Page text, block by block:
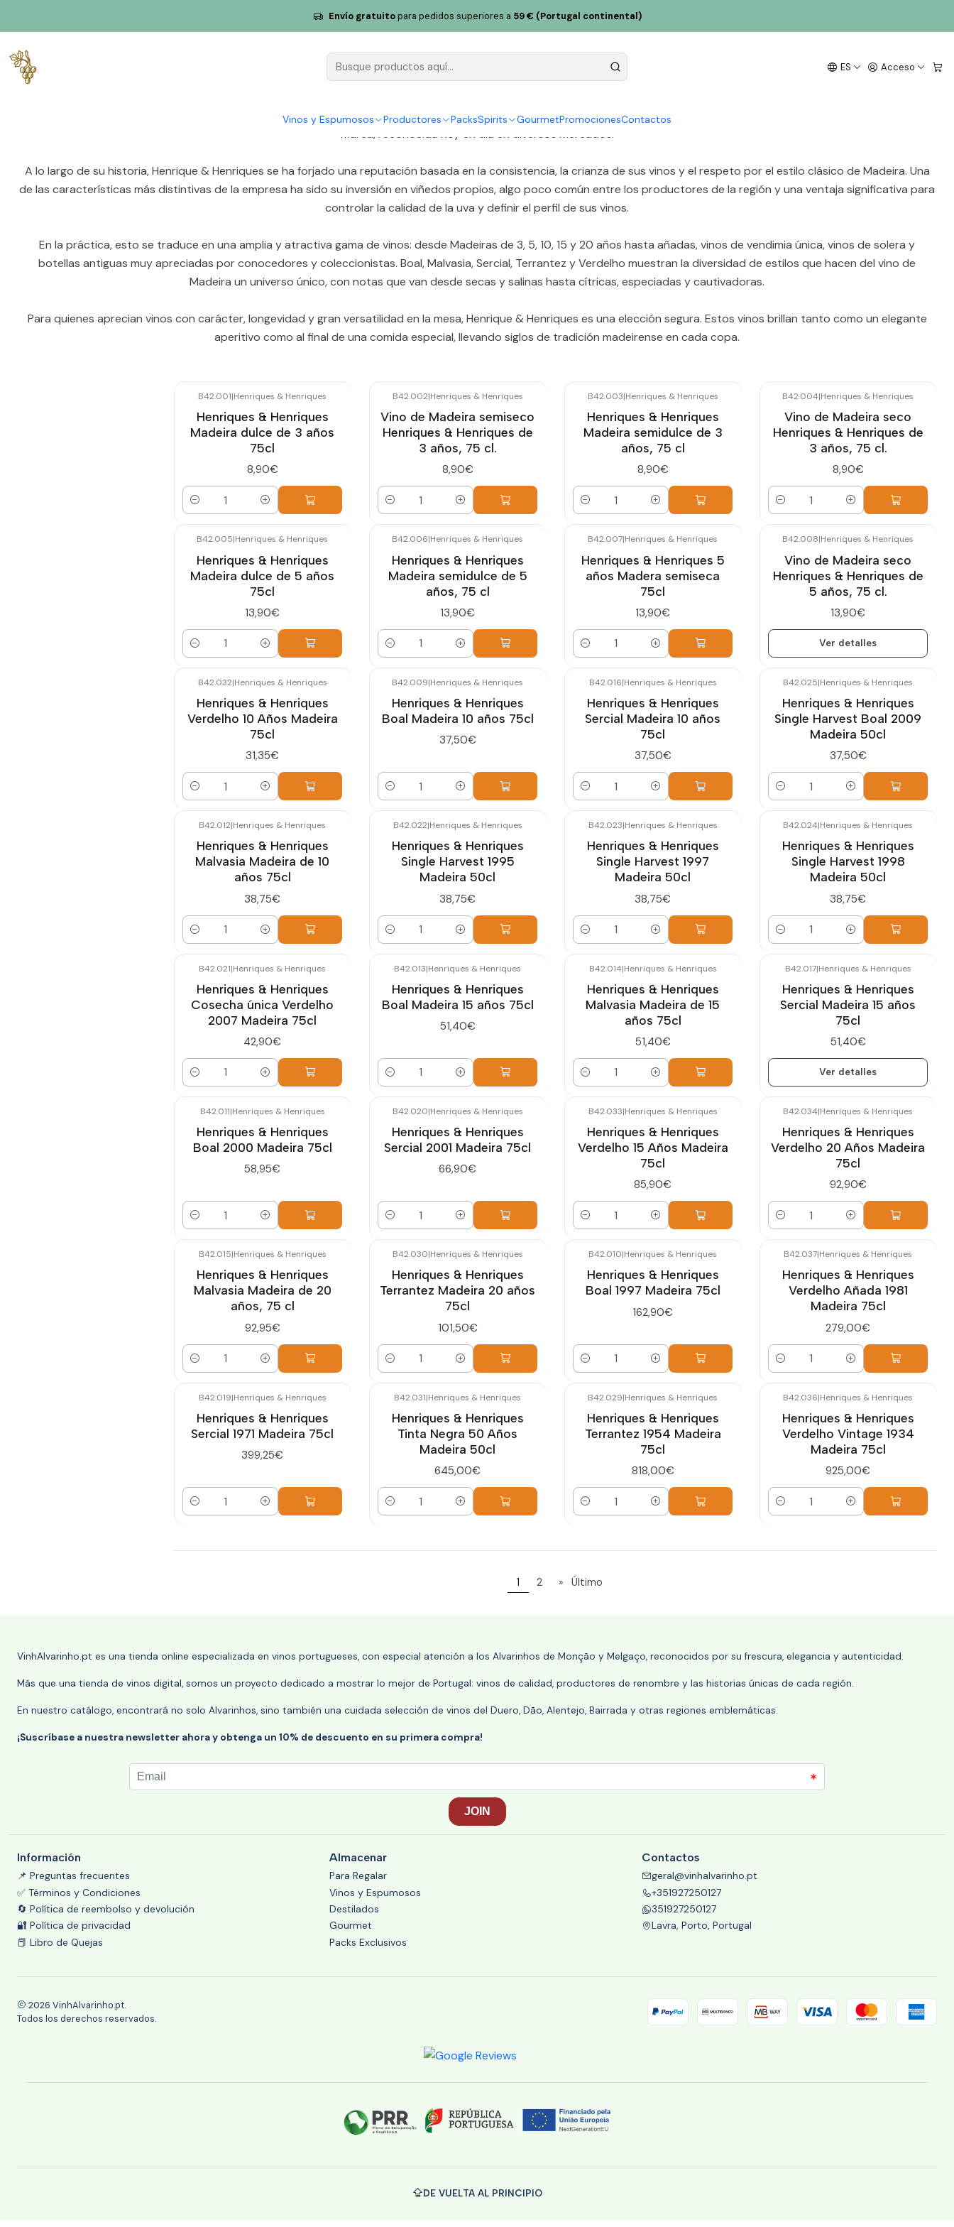
ES Acceso
Vinos y Espumosos Productores PacksSpirits GourmetPromocionesContactos
Envío gratuitopara pedidos superiores a 59 € (Portugal continental)
Henriques y Henriques
Lobos. El nombre actual se adoptó en el siglo XX, cuando los hijos del fundador, João Joaquim y Francisco Eduardo Henriques, continuaron el proyecto familiar y consolidaron la
marca, reconocida hoy en día en diversos mercados.
A lo largo de su historia, Henrique & Henriques se ha forjado una reputación basada en la consistencia, la crianza de sus vinos y el respeto por el estilo clásico de Madeira. Una
de las características más distintivas de la empresa ha sido su inversión en viñedos propios, algo poco común entre los productores de la región y una ventaja significativa para
controlar la calidad de la uva y definir el perfil de sus vinos.
En la práctica, esto se traduce en una amplia y atractiva gama de vinos: desde Madeiras de 3, 5, 10, 15 y 20 años hasta añadas, vinos de vendimia única, vinos de solera y
botellas antiguas muy apreciadas por conocedores y coleccionistas. Boal, Malvasia, Sercial, Terrantez y Verdelho muestran la diversidad de estilos que hacen del vino de
Madeira un universo único, con notas que van desde secas y salinas hasta cítricas, especiadas y cautivadoras.
Para quienes aprecian vinos con carácter, longevidad y gran versatilidad en la mesa, Henrique & Henriques es una elección segura. Estos vinos brillan tanto como un elegante
aperitivo como al final de una comida especial, llevando siglos de tradición madeirense en cada copa.
B42.001|Henriques & Henriques
Henriques & Henriques
Madeira dulce de 3 años
75cl
8,90€
Cantidad
B42.002|Henriques & Henriques
Vino de Madeira semiseco
Henriques & Henriques de
3 años, 75 cl.
8,90€
Cantidad
B42.003|Henriques & Henriques
Henriques & Henriques
Madeira semidulce de 3
años, 75 cl
8,90€
Cantidad
B42.004|Henriques & Henriques
Vino de Madeira seco
Henriques & Henriques de
3 años, 75 cl.
8,90€
Cantidad
B42.005|Henriques & Henriques
Henriques & Henriques
Madeira dulce de 5 años
75cl
13,90€
Cantidad
B42.006|Henriques & Henriques
Henriques & Henriques
Madeira semidulce de 5
años, 75 cl
13,90€
Cantidad
B42.007|Henriques & Henriques
Henriques & Henriques 5
años Madera semiseca
75cl
13,90€
Cantidad
B42.008|Henriques & Henriques
Vino de Madeira seco
Henriques & Henriques de
5 años, 75 cl.
13,90€
Ver detalles
B42.032|Henriques & Henriques
Henriques & Henriques
Verdelho 10 Años Madeira
75cl
31,35€
Cantidad
B42.009|Henriques & Henriques
Henriques & Henriques
Boal Madeira 10 años 75cl
37,50€
Cantidad
B42.016|Henriques & Henriques
Henriques & Henriques
Sercial Madeira 10 años
75cl
37,50€
Cantidad
B42.025|Henriques & Henriques
Henriques & Henriques
Single Harvest Boal 2009
Madeira 50cl
37,50€
Cantidad
B42.012|Henriques & Henriques
Henriques & Henriques
Malvasia Madeira de 10
años 75cl
38,75€
Cantidad
B42.022|Henriques & Henriques
Henriques & Henriques
Single Harvest 1995
Madeira 50cl
38,75€
Cantidad
B42.023|Henriques & Henriques
Henriques & Henriques
Single Harvest 1997
Madeira 50cl
38,75€
Cantidad
B42.024|Henriques & Henriques
Henriques & Henriques
Single Harvest 1998
Madeira 50cl
38,75€
Cantidad
B42.021|Henriques & Henriques
Henriques & Henriques
Cosecha única Verdelho
2007 Madeira 75cl
42,90€
Cantidad
B42.013|Henriques & Henriques
Henriques & Henriques
Boal Madeira 15 años 75cl
51,40€
Cantidad
B42.014|Henriques & Henriques
Henriques & Henriques
Malvasia Madeira de 15
años 75cl
51,40€
Cantidad
B42.017|Henriques & Henriques
Henriques & Henriques
Sercial Madeira 15 años
75cl
51,40€
Ver detalles
B42.011|Henriques & Henriques
Henriques & Henriques
Boal 2000 Madeira 75cl
58,95€
Cantidad
B42.020|Henriques & Henriques
Henriques & Henriques
Sercial 2001 Madeira 75cl
66,90€
Cantidad
B42.033|Henriques & Henriques
Henriques & Henriques
Verdelho 15 Años Madeira
75cl
85,90€
Cantidad
B42.034|Henriques & Henriques
Henriques & Henriques
Verdelho 20 Años Madeira
75cl
92,90€
Cantidad
B42.015|Henriques & Henriques
Henriques & Henriques
Malvasia Madeira de 20
años, 75 cl
92,95€
Cantidad
B42.030|Henriques & Henriques
Henriques & Henriques
Terrantez Madeira 20 años
75cl
101,50€
Cantidad
B42.010|Henriques & Henriques
Henriques & Henriques
Boal 1997 Madeira 75cl
162,90€
Cantidad
B42.037|Henriques & Henriques
Henriques & Henriques
Verdelho Añada 1981
Madeira 75cl
279,00€
Cantidad
B42.019|Henriques & Henriques
Henriques & Henriques
Sercial 1971 Madeira 75cl
399,25€
Cantidad
B42.031|Henriques & Henriques
Henriques & Henriques
Tinta Negra 50 Años
Madeira 50cl
645,00€
Cantidad
B42.029|Henriques & Henriques
Henriques & Henriques
Terrantez 1954 Madeira
75cl
818,00€
Cantidad
B42.036|Henriques & Henriques
Henriques & Henriques
Verdelho Vintage 1934
Madeira 75cl
925,00€
Cantidad
1 2 » Último
VinhAlvarinho.pt es una tienda online especializada en vinos portugueses, con especial atención a los Alvarinhos de Monção y Melgaço, reconocidos por su frescura, elegancia y autenticidad.
Más que una tienda de vinos digital, somos un proyecto dedicado a mostrar lo mejor de Portugal: vinos de calidad, productores de renombre y las historias únicas de cada región.
En nuestro catálogo, encontrará no solo Alvarinhos, sino también una cuidada selección de vinos del Duero, Dão, Alentejo, Bairrada y otras regiones emblemáticas.
¡Suscríbase a nuestra newsletter ahora y obtenga un 10% de descuento en su primera compra!
Información
📌 Preguntas frecuentes
✅ Términos y Condiciones
🔄 Política de reembolso y devolución
🔐 Política de privacidad
📕 Libro de Quejas
Almacenar
Para Regalar
Vinos y Espumosos
Destilados
Gourmet
Packs Exclusivos
Contactos
geral@vinhalvarinho.pt
+351927250127
351927250127
Lavra, Porto, Portugal
2026 VinhAlvarinho.pt.
Todos los derechos reservados.
DE VUELTA AL PRINCIPIO